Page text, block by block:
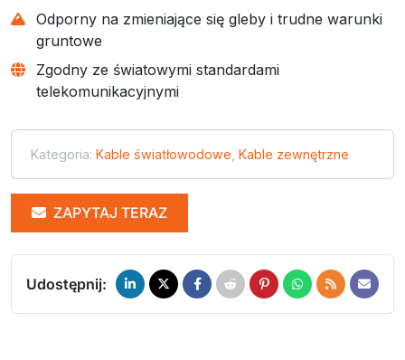
Odporny na zmieniające się gleby i trudne warunki
gruntowe
Zgodny ze światowymi standardami
telekomunikacyjnymi
Kategoria: Kable światłowodowe Kable zewnętrzne
ZAPYTAJ TERAZ
Udostępnij: